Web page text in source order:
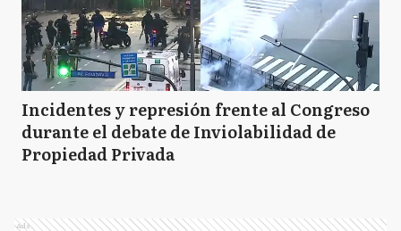
Incidentes y represión frente al Congreso
durante el debate de Inviolabilidad de
Propiedad Privada
Ads